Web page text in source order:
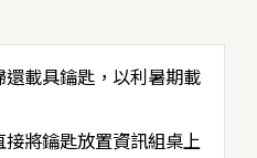
載具鑰匙，以利暑期載
將鑰匙放置資訊組桌上